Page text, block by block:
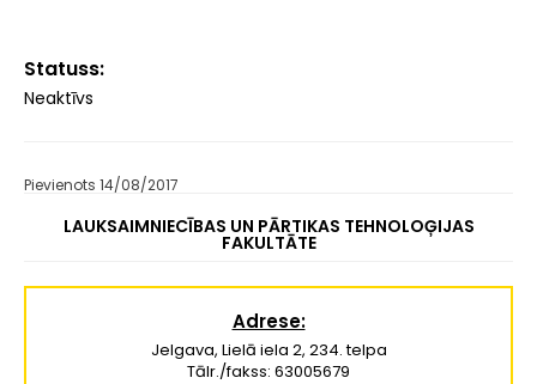
Statuss
Neaktīvs
Pievienots 14/08/2017
LAUKSAIMNIECĪBAS UN PĀRTIKAS TEHNOLOĢIJAS
FAKULTĀTE
Adrese:
Jelgava, Lielā iela 2, 234. telpa
Tālr./fakss: 63005679